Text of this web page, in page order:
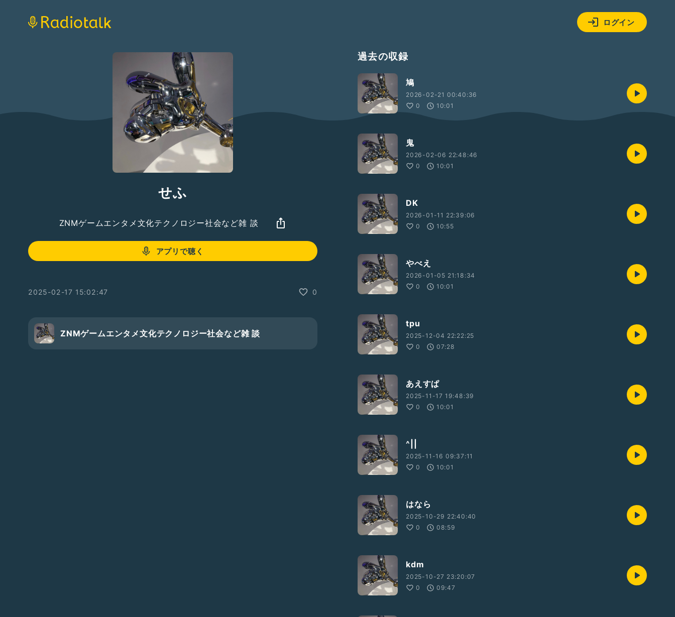
ログイン
せふ
ZNMゲームエンタメ文化テクノロジー社会など雑 談
アプリで聴く
2025-02-17 15:02:47 0
ZNMゲームエンタメ文化テクノロジー社会など雑 談
過去の収録
鳩
2026-02-21 00:40:36
0
10:01
鬼
2026-02-06 22:48:46
0
10:01
DK
2026-01-11 22:39:06
0
10:55
やべえ
2026-01-05 21:18:34
0
10:01
tpu
2025-12-04 22:22:25
0
07:28
あえすぱ
2025-11-17 19:48:39
0
10:01
^||
2025-11-16 09:37:11
0
10:01
はなら
2025-10-29 22:40:40
0
08:59
kdm
2025-10-27 23:20:07
0
09:47